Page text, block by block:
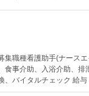
集職種看護助手(ナース
食事介助、入浴介助、排
、バイタルチェック 給与
給>162,700円<手当>交